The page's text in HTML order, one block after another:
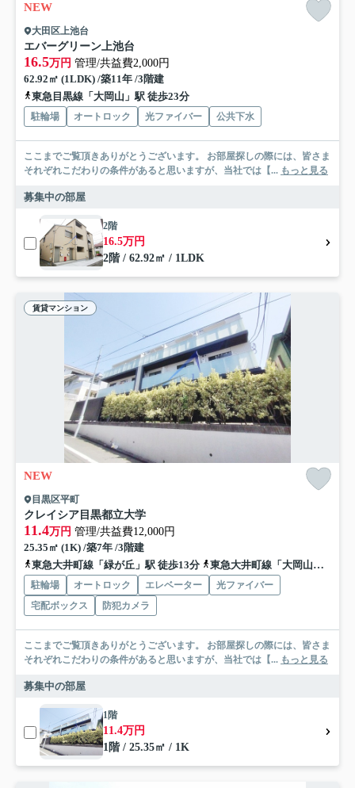
NEW
大田区上池台
エバーグリーン上池台
16.5万円 管理/共益費2,000円
62.92㎡ (1LDK) /築11年 /3階建
東急目黒線「大岡山」駅 徒歩23分
駐輪場 オートロック 光ファイバー 公共下水
ここまでご覧頂きありがとうございます。 お部屋探しの際には、皆さま
それぞれこだわりの条件があると思いますが、当社では【... もっと見る
募集中の部屋
2階
16.5万円
2階 / 62.92㎡ / 1LDK
賃貸マンション
NEW
目黒区平町
クレイシア目黒都立大学
11.4万円 管理/共益費12,000円
25.35㎡ (1K) /築7年 /3階建
東急大井町線「緑が丘」駅 徒歩13分
東急大井町線「大岡山」駅 徒歩14分
駐輪場 オートロック エレベーター
光ファイバー
宅配ボックス
防犯カメラ
ここまでご覧頂きありがとうございます。 お部屋探しの際には、皆さま
それぞれこだわりの条件があると思いますが、当社では【... もっと見る
募集中の部屋
1階
11.4万円
1階 / 25.35㎡ / 1K